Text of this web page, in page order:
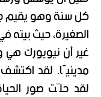
كل سنة وهو يقيم
الصغيرة، حيث بيته
غير أن نيويورك
مدينيًا. لقد
لقد حلّت صور